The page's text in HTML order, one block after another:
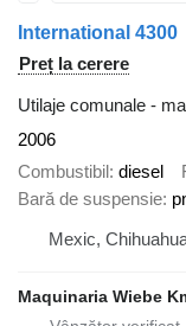
International 4300
Preț la cerere
Utilaje comunale -
2006
Combustibil diesel
Bară de suspensie
Mexic,
Maquinaria Wiebe